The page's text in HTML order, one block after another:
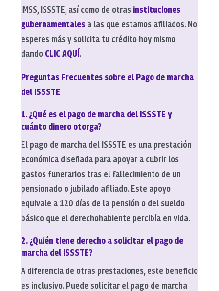
IMSS, ISSSTE, así como de otras instituciones
gubernamentalesa las que estamos afiliados. No
esperes más y solicita tu crédito hoy mismo
dando CLIC AQUÍ.
Preguntas Frecuentes sobre el Pago de marcha
del ISSSTE
1. ¿Qué es el pago de marcha del ISSSTE y
cuánto dinero otorga?
El pago de marcha del ISSSTE es una prestación
económica diseñada para apoyar a cubrir los
gastos funerarios tras el fallecimiento de un
pensionado o jubilado afiliado. Este apoyo
equivale a 120 días de la pensión o del sueldo
básico que el derechohabiente percibía en vida.
2. ¿Quién tiene derecho a solicitar el pago de
marcha del ISSSTE?
A diferencia de otras prestaciones, este beneficio
es inclusivo. Puede solicitar el pago de marcha